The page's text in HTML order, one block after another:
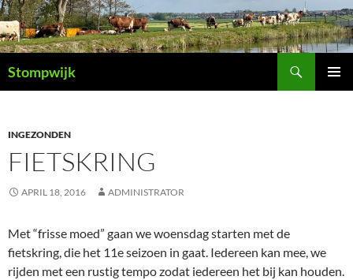
Ga
naar
de
inhoud
Stompwijk
INGEZONDEN
FIETSKRING
APRIL 18, 2016 ADMINISTRATOR
Met “frisse moed” gaan we woensdag starten met de
fietskring, die het 11e seizoen in gaat. Iedereen kan mee, we
rijden met een rustig tempo zodat iedereen het bij kan houden.